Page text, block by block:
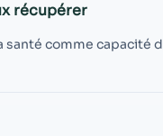
récupérer
comme capacité